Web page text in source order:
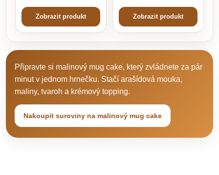
Zobrazit produkt Zobrazit produkt
Připravte si malinový mug cake, který zvládnete za pár
minut v jednom hrnečku. Stačí arašídová mouka,
maliny, tvaroh a krémový topping.
Nakoupit suroviny na malinový mug cake